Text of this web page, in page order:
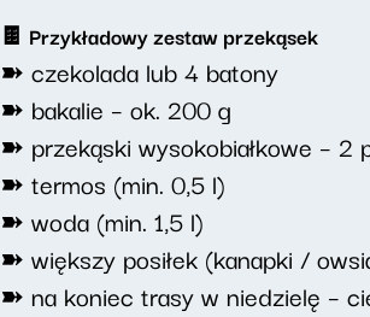
🍫 Przykładowy zestaw przekąsek
➽ czekolada lub 4 batony
➽ bakalie – ok. 200 g
➽ przekąski wysokobiałkowe – 2
➽ termos (min. 0,5 l)
➽ woda (min. 1,5 l)
➽ większy posiłek (kanapki /
➽ na koniec trasy w niedzielę –